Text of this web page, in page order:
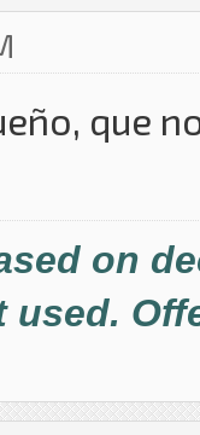
que
on
used.